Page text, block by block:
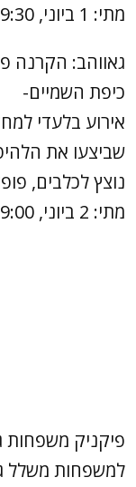
מתי: 1 ביוני, 19:30, המרכז הגאה
גאווהב: הקרנה
כיפת השמיים-
אירוע בלעדי
שביצעו את
נוצץ לכלבים,
מתי: 2 ביוני, 19:00, רחבת המרכז הגאה
פיקניק משפחות
למשפחות משלל